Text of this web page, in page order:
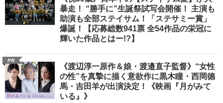
暴走！ “勝手に”生誕祭試写会開催！ 主演も
助演も全部ステイサム！「ステサミー賞」
爆誕！【応募総数941票 全54作品の栄冠に
輝いた作品とはー!?】
PR
《渡辺淳一原作＆娘・渡邉直子監督》“女性
の性”を真摯に描く意欲作に黒木瞳・西岡德
馬・吉田羊が出演決定！《映画『月がみて
いる』》